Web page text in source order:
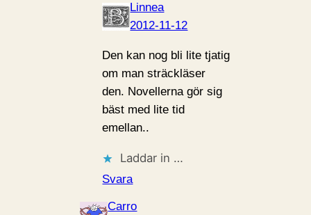
Linnea
2012-11-12
Den kan nog bli lite tjatig
om man sträckläser
den. Novellerna gör sig
bäst med lite tid
emellan..
Laddar in …
Svara
Carro